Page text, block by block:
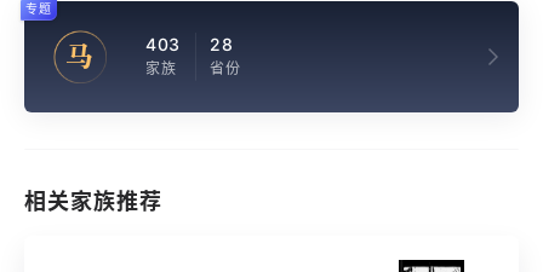
马 403
家族
28
省份
专题
相关家族推荐